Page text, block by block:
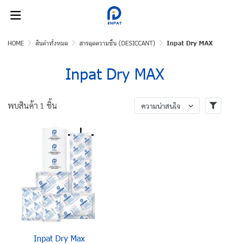
HOME สินค้าทั้งหมด สารดูดความชื้น (DESICCANT) Inpat Dry MAX
Inpat Dry MAX
พบสินค้า 1 ชิ้น ความน่าสนใจ
Inpat Dry Max